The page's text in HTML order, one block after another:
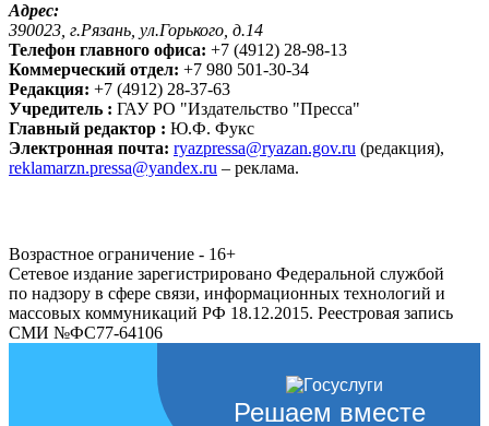
Адрес:
390023, г.Рязань, ул.Горького, д.14
Телефон главного офиса: +7 (4912) 28-98-13
Коммерческий отдел: +7 980 501-30-34
Редакция: +7 (4912) 28-37-63
Учредитель : ГАУ РО "Издательство "Пресса"
Главный редактор : Ю.Ф. Фукс
Электронная почта: ryazpressa@ryazan.gov.ru (редакция),
reklamarzn.pressa@yandex.ru – реклама.
Возрастное ограничение - 16+
Сетевое издание зарегистрировано Федеральной службой
по надзору в сфере связи, информационных технологий и
массовых коммуникаций РФ 18.12.2015. Реестровая запись
СМИ №ФС77-64106
Решаем вместе